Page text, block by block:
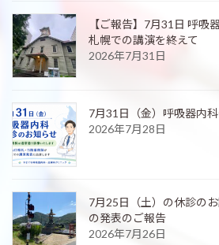
【ご報告】7月31日 呼吸
札幌での講演を終えて
2026年7月31日
7月31日（金）呼吸器内
2026年7月28日
7月25日（土）の休診の
の発表のご報告
2026年7月26日